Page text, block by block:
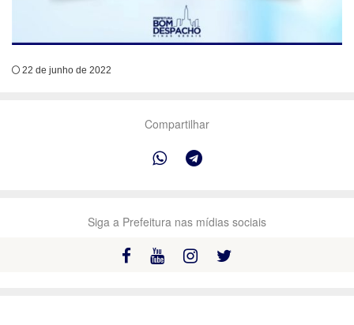
22 de junho de 2022
Compartilhar
Siga a Prefeitura nas mídias sociais